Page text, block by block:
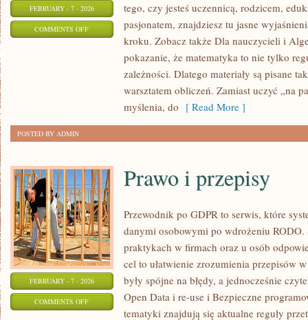
FEBRUARY - 7 - 2026
COMMENTS OFFON
RACHUNEK
PRAWDOPODOBIEŃSTWA
tego, czy jesteś uczennicą, rodzicem,
pasjonatem, znajdziesz tu jasne
kroku. Zobacz także Dla nauczycieli i
pokazanie, że matematyka to nie tylko
zależności. Dlatego materiały są pisane
warsztatem obliczeń. Zamiast uczyć „na
myślenia, do [ Read More ]
POSTED BY ADMIN
FEBRUARY - 7 - 2026
COMMENTS OFFON
Prawo i przepisy
Przewodnik po GDPR to serwis, które
danymi osobowymi po wdrożeniu RODO.
praktykach w firmach oraz u osób
cel to ułatwienie zrozumienia przepisów
były spójne na błędy, a jednocześnie
Open Data i re-use i Bezpieczne
tematyki znajdują się aktualne reguły